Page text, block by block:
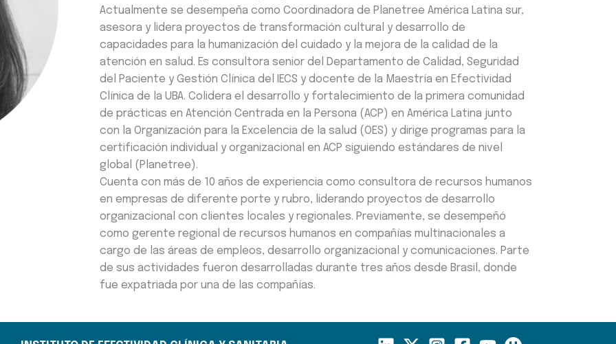
Actualmente se desempeña como Coordinadora de Planetree América Latina sur,
asesora y lidera proyectos de transformación cultural y desarrollo de
capacidades para la humanización del cuidado y la mejora de la calidad de la
atención en salud. Es consultora senior del Departamento de Calidad, Seguridad
del Paciente y Gestión Clínica del IECS y docente de la Maestría en Efectividad
Clínica de la UBA. Colidera el desarrollo y fortalecimiento de la primera comunidad
de prácticas en Atención Centrada en la Persona (ACP) en América Latina junto
con la Organización para la Excelencia de la salud (OES) y dirige programas para la
certificación individual y organizacional en ACP siguiendo estándares de nivel
global (Planetree).
Cuenta con más de 10 años de experiencia como consultora de recursos humanos
en empresas de diferente porte y rubro, liderando proyectos de desarrollo
organizacional con clientes locales y regionales. Previamente, se desempeñó
como gerente regional de recursos humanos en compañías multinacionales a
cargo de las áreas de empleos, desarrollo organizacional y comunicaciones. Parte
de sus actividades fueron desarrolladas durante tres años desde Brasil, donde
fue expatriada por una de las compañías.